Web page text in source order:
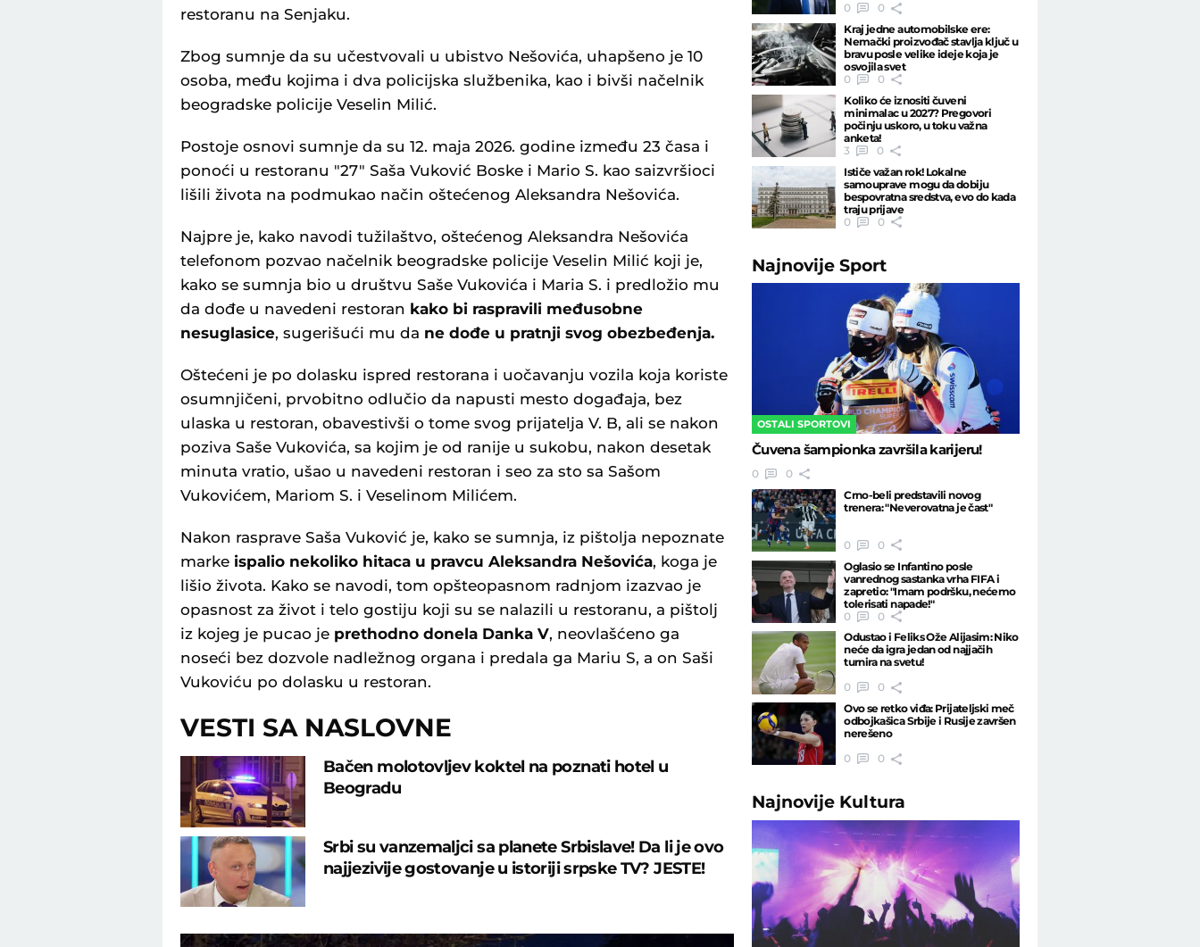
restoranu na Senjaku.
Zbog sumnje da su učestvovali u ubistvo Nešovića, uhapšeno je 10
osoba, među kojima i dva policijska službenika, kao i bivši načelnik
beogradske policije Veselin Milić.
Postoje osnovi sumnje da su 12. maja 2026. godine između 23 časa i
ponoći u restoranu "27" Saša Vuković Boske i Mario S. kao saizvršioci
lišili života na podmukao način oštećenog Aleksandra Nešovića.
Najpre je, kako navodi tužilaštvo, oštećenog Aleksandra Nešovića
telefonom pozvao načelnik beogradske policije Veselin Milić koji je,
kako se sumnja bio u društvu Saše Vukovića i Maria S. i predložio mu
da dođe u navedeni restoran kako bi raspravili međusobne
nesuglasice, sugerišući mu da ne dođe u pratnji svog obezbeđenja.
Oštećeni je po dolasku ispred restorana i uočavanju vozila koja koriste
osumnjičeni, prvobitno odlučio da napusti mesto događaja, bez
ulaska u restoran, obavestivši o tome svog prijatelja V. B, ali se nakon
poziva Saše Vukovića, sa kojim je od ranije u sukobu, nakon desetak
minuta vratio, ušao u navedeni restoran i seo za sto sa Sašom
Vukovićem, Mariom S. i Veselinom Milićem.
Nakon rasprave Saša Vuković je, kako se sumnja, iz pištolja nepoznate
marke ispalio nekoliko hitaca u pravcu Aleksandra Nešovića, koga je
lišio života. Kako se navodi, tom opšteopasnom radnjom izazvao je
opasnost za život i telo gostiju koji su se nalazili u restoranu, a pištolj
iz kojeg je pucao je prethodno donela Danka V, neovlašćeno ga
noseći bez dozvole nadležnog organa i predala ga Mariu S, a on Saši
Vukoviću po dolasku u restoran.
VESTI SA NASLOVNE
Bačen molotovljev koktel na poznati hotel u
Beogradu
Srbi su vanzemaljci sa planete Srbislave! Da li je ovo
najjezivije gostovanje u istoriji srpske TV? JESTE!
0
0
Kraj jedne automobilske ere:
Nemački proizvođač stavlja ključ u
bravu posle velike ideje koja je
osvojila svet
0
0
Koliko će iznositi čuveni
minimalac u 2027? Pregovori
počinju uskoro, u toku važna
anketa!
3
0
Ističe važan rok! Lokalne
samouprave mogu da dobiju
bespovratna sredstva, evo do kada
traju prijave
0
0
NajnovijeSport
OSTALI SPORTOVI
Čuvena šampionka završila karijeru!
0
0
Crno-beli predstavili novog
trenera: "Neverovatna je čast"
0
0
Oglasio se Infantino posle
vanrednog sastanka vrha FIFA i
zapretio: "Imam podršku, nećemo
tolerisati napade!"
0
0
Odustao i Feliks Ože Alijasim: Niko
neće da igra jedan od najjačih
turnira na svetu!
0
0
Ovo se retko viđa: Prijateljski meč
odbojkašica Srbije i Rusije završen
nerešeno
0
0
Najnovije Kultura